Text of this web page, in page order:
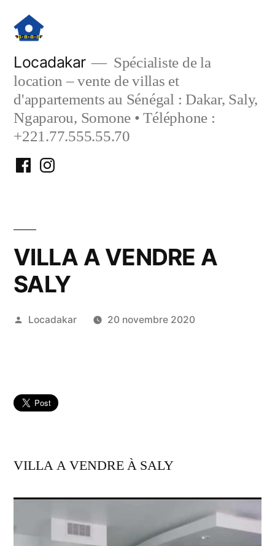
contenu
Locadakar
Spécialiste de la
location – vente de villas et
d'appartements au Sénégal : Dakar, Saly,
Ngaparou, Somone • Téléphone :
+221.77.555.55.70
FacebookInstagram
VILLA A VENDRE A
SALY
Publié
Locadakar 20 novembre 2020
VILLA A VENDRE À SALY